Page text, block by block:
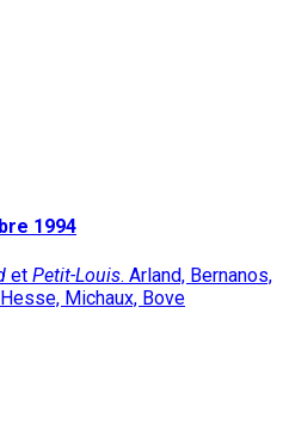
1994
et Petit-Louis. Arland, Bernanos,
Michaux, Bove